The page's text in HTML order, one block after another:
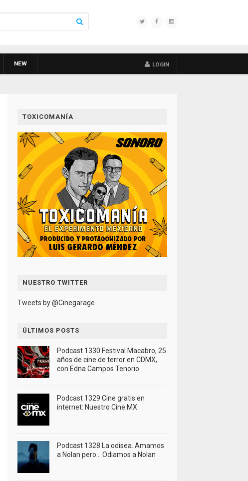
NEW LOGIN
TOXICOMANÍA
NUESTRO TWITTER
Tweets by @Cinegarage
ÚLTIMOS POSTS
Podcast 1330 Festival Macabro, 25
años de cine de terror en CDMX,
con Edna Campos Tenorio
Podcast 1329 Cine gratis en
internet: Nuestro Cine MX
Podcast 1328 La odisea. Amamos
a Nolan pero… Odiamos a Nolan